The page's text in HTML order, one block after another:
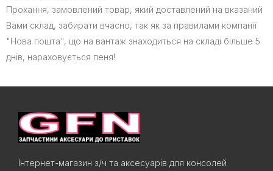
Прохання, замовлений товар, який доставлений на вказаний
Вами склад, забирати вчасно, так як за правилами компанії
"Нова пошта", що на вантаж знаходиться на складі більше 5
днів, нараховується пеня!
Інтернет-магазин з/ч та аксесуарів для консолей